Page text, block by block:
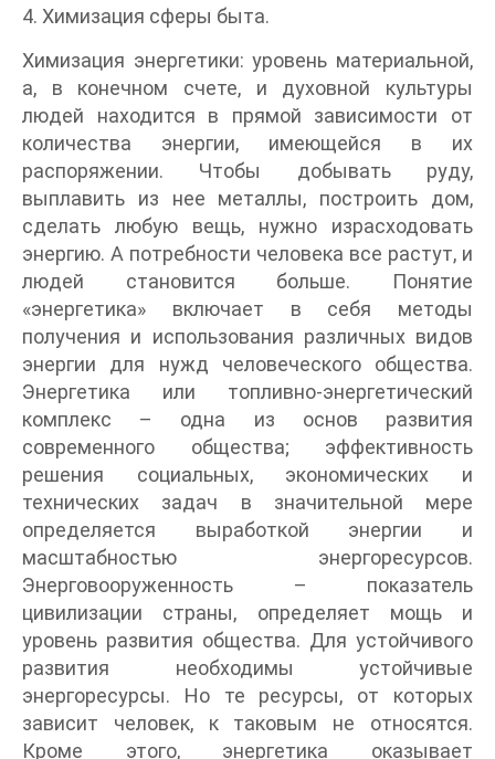
4. Химизация сферы быта.
Химизация энергетики: уровень материальной,
а, в конечном счете, и духовной культуры
людей находится в прямой зависимости от
количества энергии, имеющейся в их
распоряжении. Чтобы добывать руду,
выплавить из нее металлы, построить дом,
сделать любую вещь, нужно израсходовать
энергию. А потребности человека все растут, и
людей становится больше. Понятие
«энергетика» включает в себя методы
получения и использования различных видов
энергии для нужд человеческого общества.
Энергетика или топливно-энергетический
комплекс – одна из основ развития
современного общества; эффективность
решения социальных, экономических и
технических задач в значительной мере
определяется выработкой энергии и
масштабностью энергоресурсов.
Энерговооруженность – показатель
цивилизации страны, определяет мощь и
уровень развития общества. Для устойчивого
развития необходимы устойчивые
энергоресурсы. Но те ресурсы, от которых
зависит человек, к таковым не относятся.
Кроме этого, энергетика оказывает